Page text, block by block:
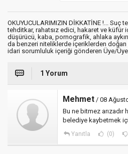
OKUYUCULARIMIZIN DİKKATİNE !... Suç
tehditkar, rahatsız edici, hakaret ve küfür
düşürücü, kaba, pornografik, ahlaka
da benzeri niteliklerde içeriklerden doğan
idari sorumluluk içeriği gönderen Üye/
1 Yorum
Mehmet / 08
Bu ne bitmez arızadır
belediye kaybetmek
Yanıtla (0)